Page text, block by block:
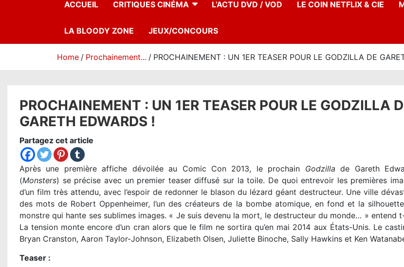
ACCUEIL CRITIQUES CINÉMA L’ACTU DVD / VOD LE COIN NETFLIX & CIE
LA BLOODY ZONE JEUX/CONCOURS
Home Prochainement... PROCHAINEMENT : UN 1ER TEASER POUR LE GODZILLA DE
PROCHAINEMENT : UN 1ER TEASER POUR LE GODZILLA
GARETH EDWARDS !
Partagez cet article
Après une première affiche dévoilée au Comic Con 2013, le prochain Godzilla de Gareth
(Monsters) se précise avec un premier teaser diffusé sur la toile. De quoi entrevoir les premières
d’un film très attendu, avec l’espoir de redonner le blason du lézard géant destructeur. Une ville
des mots de Robert Oppenheimer, l’un des créateurs de la bombe atomique, en fond et la
monstre qui hante ses sublimes images. « Je suis devenu la mort, le destructeur du monde… » entend
La tension monte encore d’un cran alors que le film ne sortira qu’en mai 2014 aux États-Unis. Le
Bryan Cranston, Aaron Taylor-Johnson, Elizabeth Olsen, Juliette Binoche, Sally Hawkins et Ken
Teaser :